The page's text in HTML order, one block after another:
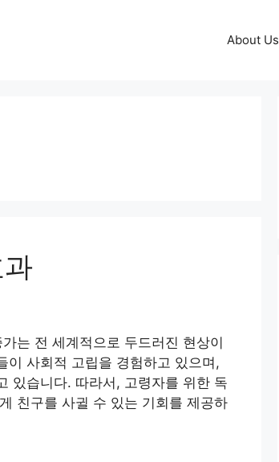
About Us
는 전 세계적으로 두드러진 현상이
이 사회적 고립을 경험하고 있으며,
있습니다. 따라서, 고령자를 위한 독
친구를 사귈 수 있는 기회를 제공하